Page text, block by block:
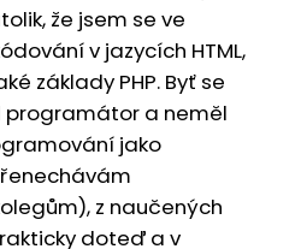
že jsem se ve
v jazycích HTML,
základy PHP. Byť se
programátor a neměl
jako
z naučených
doteď a v